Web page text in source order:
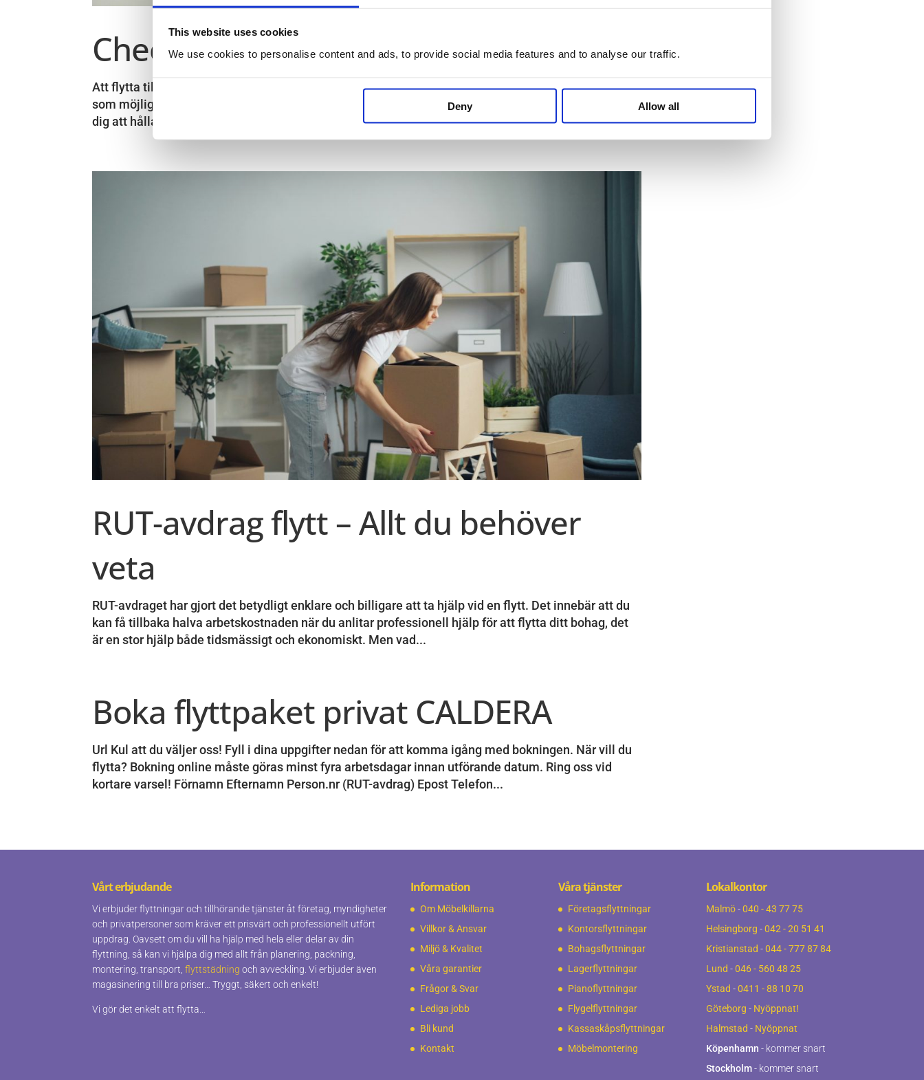
This website uses cookies
We use cookies to personalise content and ads, to provide social media features and to analyse our traffic.
Deny Allow all
Checklista vid flytt
Att flytta till ett nytt hem kan kännas både spännande och stressande. För att göra flytten så smidig
som möjligt är det bra att planera och förbereda sig i god tid. Här kommer en checklista som hjälper
dig att hålla koll på allt som behöver göras innan, under och...
RUT-avdrag flytt – Allt du behöver
veta
RUT-avdraget har gjort det betydligt enklare och billigare att ta hjälp vid en flytt. Det innebär att du
kan få tillbaka halva arbetskostnaden när du anlitar professionell hjälp för att flytta ditt bohag, det
är en stor hjälp både tidsmässigt och ekonomiskt. Men vad...
Boka flyttpaket privat CALDERA
Url Kul att du väljer oss! Fyll i dina uppgifter nedan för att komma igång med bokningen. När vill du
flytta? Bokning online måste göras minst fyra arbetsdagar innan utförande datum. Ring oss vid
kortare varsel! Förnamn Efternamn Person.nr (RUT-avdrag) Epost Telefon...
Vårt erbjudande
Vi erbjuder flyttningar och tillhörande tjänster åt företag, myndigheter
och privatpersoner som kräver ett prisvärt och professionellt utfört
uppdrag. Oavsett om du vill ha hjälp med hela eller delar av din
flyttning, så kan vi hjälpa dig med allt från planering, packning,
montering, transport,flyttstädning och avveckling. Vi erbjuder även
magasinering till bra priser… Tryggt, säkert och enkelt!
Vi gör det enkelt att flytta…
Information
Om Möbelkillarna
Villkor & Ansvar
Miljö & Kvalitet
Våra garantier
Frågor & Svar
Lediga jobb
Bli kund
Kontakt
Våra tjänster
Företagsflyttningar
Kontorsflyttningar
Bohagsflyttningar
Lagerflyttningar
Pianoflyttningar
Flygelflyttningar
Kassaskåpsflyttningar
Möbelmontering
Lokalkontor
Malmö-040 - 43 77 75
Helsingborg -042 - 20 51 41
Kristianstad -044 - 777 87 84
Lund -046 - 560 48 25
Ystad -0411 - 88 10 70
Göteborg - Nyöppnat!
Halmstad - Nyöppnat
Köpenhamn - kommer snart
Stockholm- kommer snart